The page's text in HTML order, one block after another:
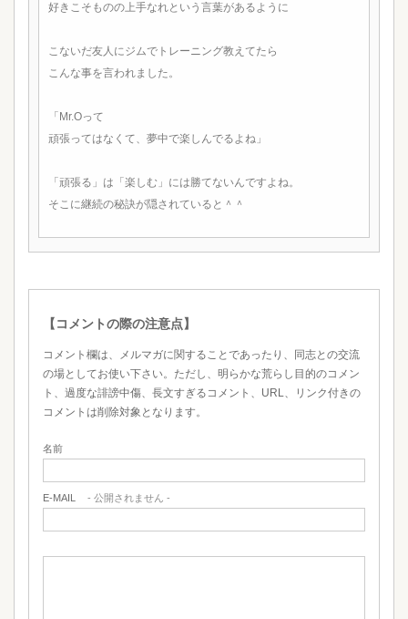
好きこそものの上手なれという言葉があるように
こないだ友人にジムでトレーニング教えてたら
こんな事を言われました。
「Mr.Oって
頑張ってはなくて、夢中で楽しんでるよね」
「頑張る」は「楽しむ」には勝てないんですよね。
そこに継続の秘訣が隠されていると＾＾
【コメントの際の注意点】
コメント欄は、メルマガに関することであったり、同志との交流
の場としてお使い下さい。ただし、明らかな荒らし目的のコメン
ト、過度な誹謗中傷、長文すぎるコメント、URL、リンク付きの
コメントは削除対象となります。
名前
E-MAIL - 公開されません -